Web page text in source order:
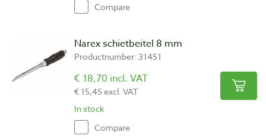
Compare
Narex schietbeitel 8 mm
Productnumber: 31451
€ 18,70 incl. VAT
€ 15,45 excl. VAT
In stock
Compare